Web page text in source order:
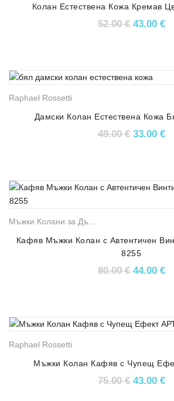
Колан Естествена Кожа Кремав
52.00€ Original
43.00 €
Raphael Rossetti
Дамски Колан Естествена Кожа
49.00€ Original
33.00 €
Мъжки Колани за Дънки
Кафяв Мъжки Колан с Автентичен
8255
80.00€ Original
44.00 €
Raphael Rossetti
Мъжки Колан Кафяв с Чупещ
75.00€ Original
43.00 €